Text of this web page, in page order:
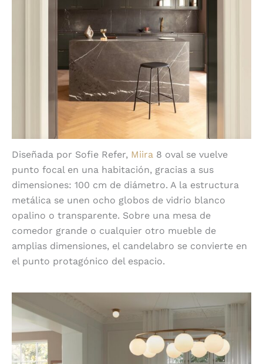
Diseñada por Sofie Refer, Miira 8 oval se vuelve
punto focal en una habitación, gracias a sus
dimensiones: 100 cm de diámetro. A la estructura
metálica se unen ocho globos de vidrio blanco
opalino o transparente. Sobre una mesa de
comedor grande o cualquier otro mueble de
amplias dimensiones, el candelabro se convierte en
el punto protagónico del espacio.